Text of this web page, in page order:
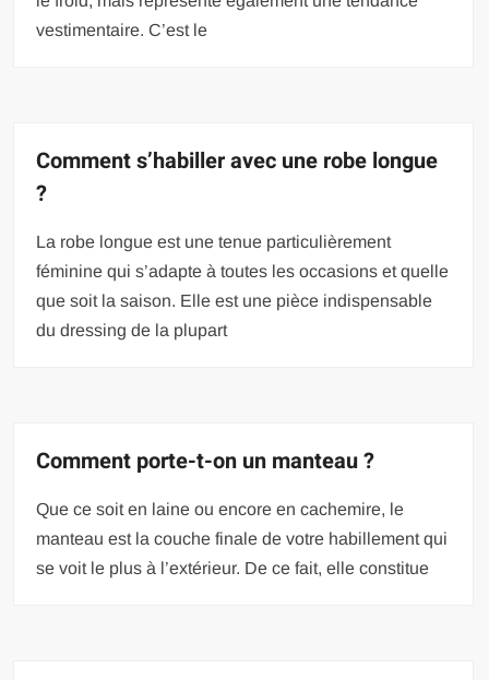
vestimentaire. C’est le
Comment s’habiller avec une robe longue
?
La robe longue est une tenue particulièrement
féminine qui s’adapte à toutes les occasions et quelle
que soit la saison. Elle est une pièce indispensable
du dressing de la plupart
Comment porte-t-on un manteau ?
Que ce soit en laine ou encore en cachemire, le
manteau est la couche finale de votre habillement qui
se voit le plus à l’extérieur. De ce fait, elle constitue